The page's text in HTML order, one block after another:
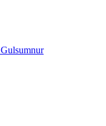
Gulsumnur